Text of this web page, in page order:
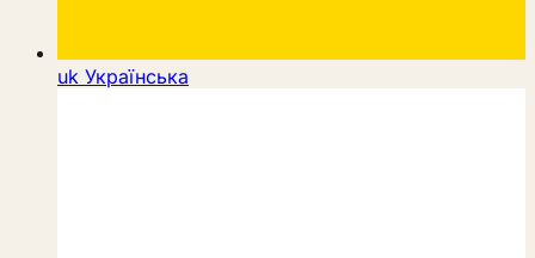
uk Українська